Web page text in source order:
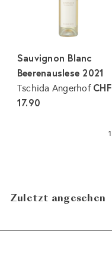
Sauvignon Blanc
Beerenauslese 2021
Tschida Angerhof CHF
17.90
1
Zuletzt angesehen